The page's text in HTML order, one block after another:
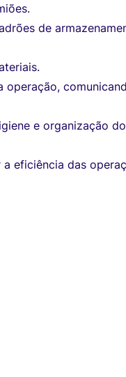
de
operação,
e organização do
eficiência das